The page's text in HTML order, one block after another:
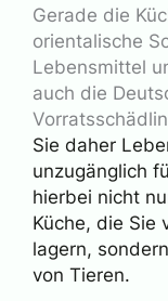
Gerade die
orientalische
Lebensmittel
auch die
Sie daher
unzugänglich
hierbei nicht
Küche, die Sie
lagern,
von Tieren.